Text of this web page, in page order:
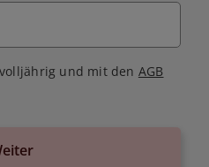
und mit den AGB